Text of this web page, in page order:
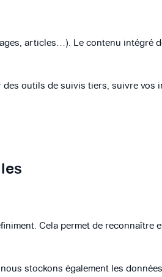
articles…). Le contenu intégré
outils de suivis tiers, suivre vos
Cela permet de reconnaître
stockons également les